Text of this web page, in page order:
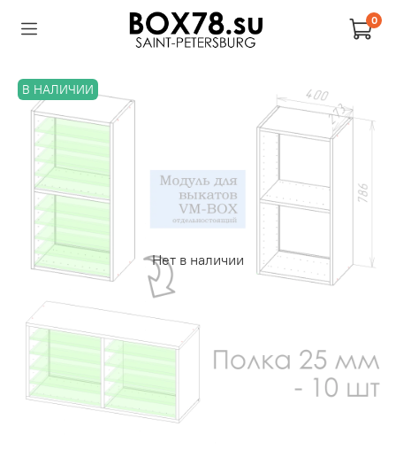
0
Нет в наличии
В НАЛИЧИИ